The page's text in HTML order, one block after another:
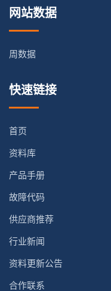
网站数据
周数据
快速链接
首页
资料库
产品手册
故障代码
供应商推荐
行业新闻
资料更新公告
合作联系